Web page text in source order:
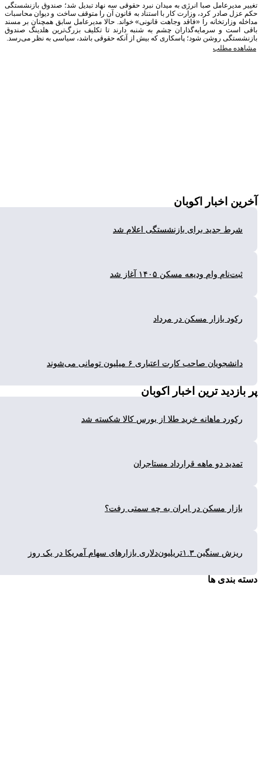
صبا انرژی به میدان نبرد حقوقی سه نهاد تبدیل شد؛ صندوق بازنشستگی
صادر کرد، وزارت کار با استناد به قانون آن را متوقف ساخت و دیوان محاسبات
وزارتخانه را «فاقد وجاهت قانونی» خواند. حالا مدیرعامل سابق همچنان بر مسند
و سرمایه‌گذاران چشم به شنبه دارند تا تکلیف بزرگ‌ترین هلدینگ صندوق
روشن شود؛ پاسکاری که بیش از آنکه حقوقی باشد، سیاسی به نظر می‌رسد.
مطلب
اخبار اکوبان
جدید برای بازنشستگی اعلام شد
وام ودیعه مسکن ۱۴۰۵ آغاز شد
بازار مسکن در مرداد
صاحب کارت اعتباری ۶ میلیون تومانی می‌شوند
تریناخبار اکوبان
ماهانه خرید طلا از بورس کالا شکسته شد
دو ماهه قرارداد مستاجران
مسکن در ایران به چه سمتی رفت؟
۱.۳تریلیون‌دلاری بازارهای سهام آمریکا در یک روز
ها